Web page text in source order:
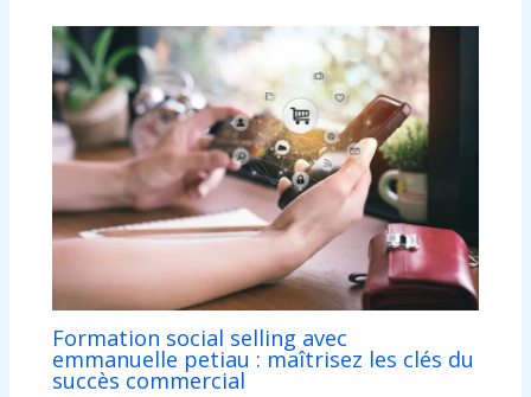
Formation social selling avec
emmanuelle petiau : maîtrisez les clés du
succès commercial